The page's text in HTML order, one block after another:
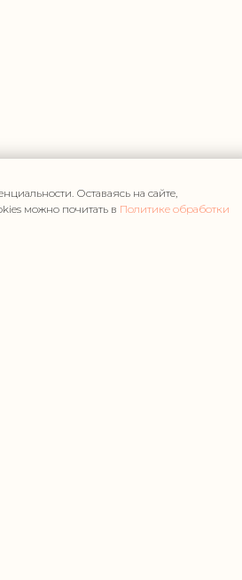
Оставаясь на сайте,
можно почитать в Политике обработки